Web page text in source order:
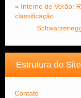
« Interno de Verão:
classificação
Estrutura do Site
Contato